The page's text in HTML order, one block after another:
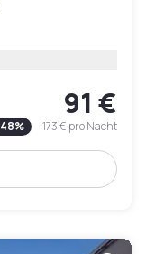
91 €
48% 173 €pro Nacht